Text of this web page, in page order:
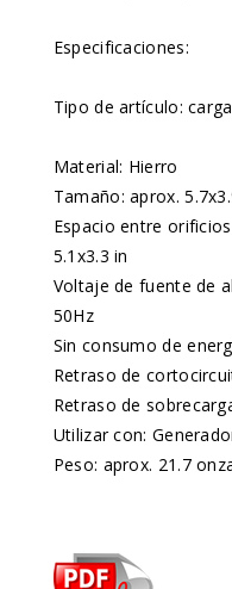
Especificaciones:
Tipo de artículo:
Material: Hierro
Tamaño: aprox.
Espacio entre
5.1x3.3 in
Voltaje de fuente de
50Hz
Sin consumo de
Retraso de
Retraso de
Utilizar con:
Peso: aprox. 21.7